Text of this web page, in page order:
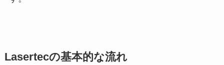
Lasertecの基本的な流れ